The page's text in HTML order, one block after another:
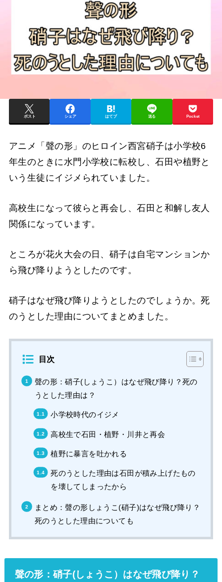
ポスト シェア はてブ 送る Pocket
アニメ「聲の形」のヒロイン西宮硝子は小学校6
年生のときに水門小学校に転校し、石田や植野と
いう生徒にイジメられていました。
高校生になって彼らと再会し、石田と和解し友人
関係になっています。
ところが花火大会の日、硝子は自宅マンションか
ら飛び降りようとしたのです。
硝子はなぜ飛び降りようとしたのでしょうか。死
のうとした理由についてまとめました。
目次
聲の形：硝子(しょうこ）はなぜ飛び降り？死の
うとした理由は？
小学校時代のイジメ
高校生で石田・植野・川井と再会
植野に暴言を吐かれる
死のうとした理由は石田が積み上げたもの
を壊してしまったから
まとめ：聲の形しょうこ(硝子)はなぜ飛び降り？
死のうとした理由についても
聲の形：硝子(しょうこ）はなぜ飛び降り？